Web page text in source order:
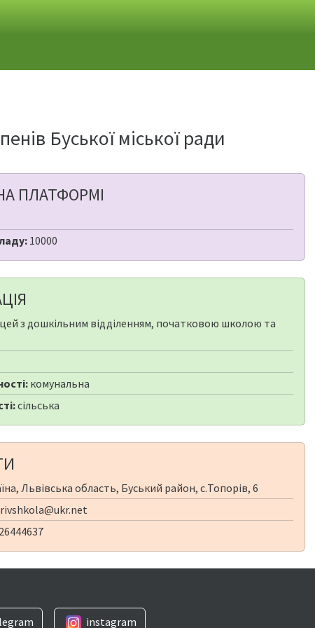
Буської міської ради
ПЛАТФОРМІ
10000
з дошкільним відділенням, початковою школою та
комунальна
сільська
Львівська область, Буський район, с.Топорів, 6
instagram